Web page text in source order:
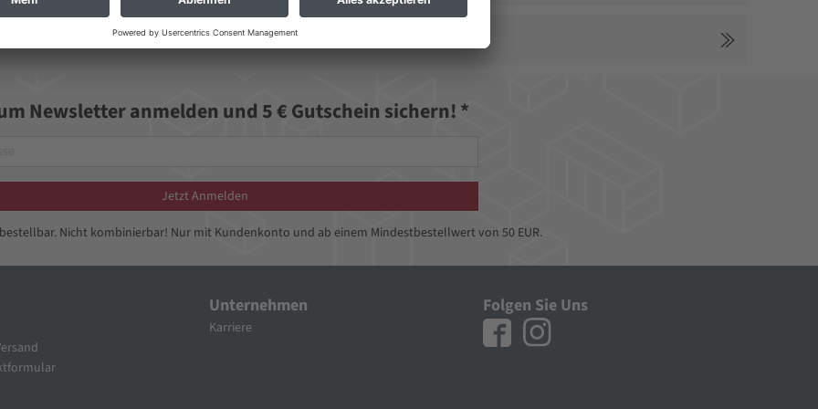
Newsletter anmelden und 5 € Gutschein sichern! *
Jetzt Anmelden
Nicht kombinierbar! Nur mit Kundenkonto und ab einem Mindestbestellwert von 50 EUR.
Unternehmen
Karriere
Folgen Sie Uns